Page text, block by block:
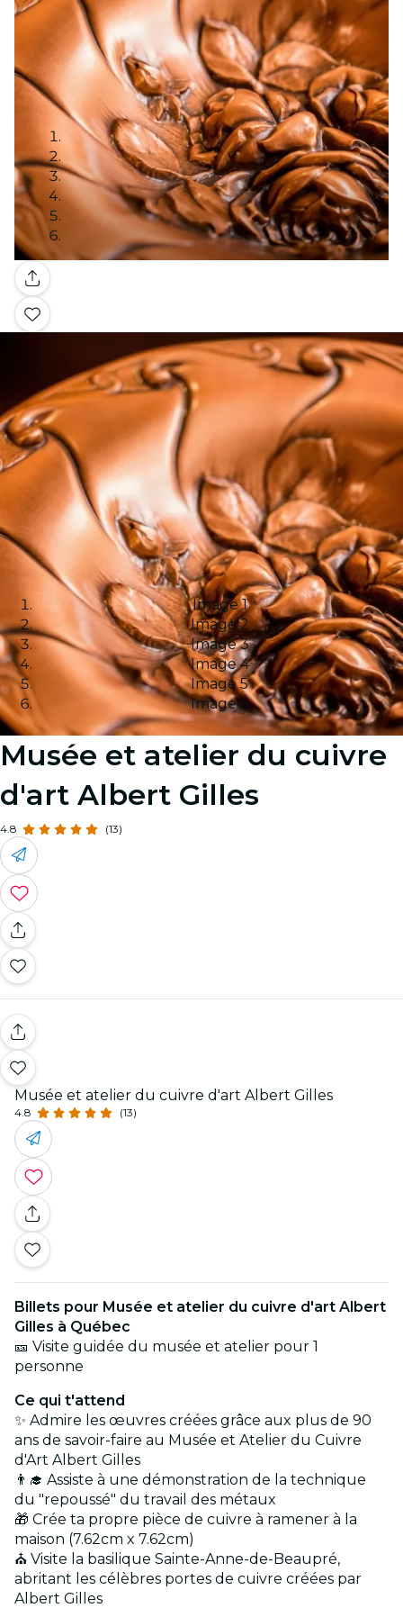
Galerie
Image 1
Image 2
Image 3
Image 4
Image 5
Image 6
Musée et atelier du cuivre
d'art Albert Gilles
4.8 (13)
Musée et atelier du cuivre d'art Albert Gilles
4.8 (13)
Billets pour Musée et atelier du cuivre d'art Albert
Gilles à Québec
🎫 Visite guidée du musée et atelier pour 1
personne
Ce qui t'attend
✨ Admire les œuvres créées grâce aux plus de 90
ans de savoir-faire au Musée et Atelier du Cuivre
d'Art Albert Gilles
👨‍🎓 Assiste à une démonstration de la technique
du "repoussé" du travail des métaux
🎁 Crée ta propre pièce de cuivre à ramener à la
maison (7.62cm x 7.62cm)
⛪ Visite la basilique Sainte-Anne-de-Beaupré,
abritant les célèbres portes de cuivre créées par
Albert Gilles